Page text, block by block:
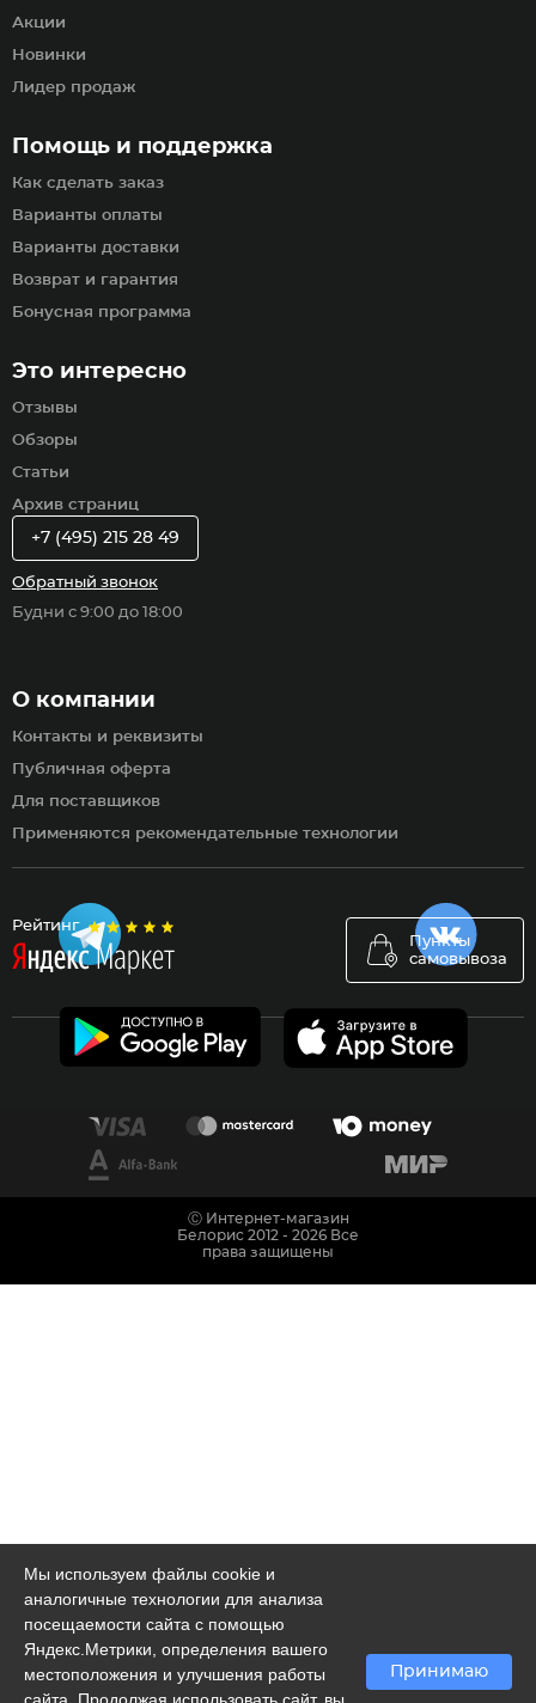
Рейтинг
Пункты
самовывоза
Помощь и поддержка
Как сделать заказ
Варианты оплаты
Варианты доставки
Возврат и гарантия
Бонусная программа
Акции
Новинки
Лидер продаж
Это интересно
Отзывы
Обзоры
Статьи
Архив страниц
О компании
Контакты и реквизиты
Публичная оферта
Для поставщиков
Применяются рекомендательные технологии
+7 (495) 215 28 49
Обратный звонок
Будни с 9:00 до 18:00
Мы используем файлы cookie и
аналогичные технологии для анализа
посещаемости сайта с помощью
Яндекс.Метрики, определения вашего
местоположения и улучшения работы
Принимаю
Ⓒ Интернет-магазин
Белорис 2012 - 2026 Все
права защищены